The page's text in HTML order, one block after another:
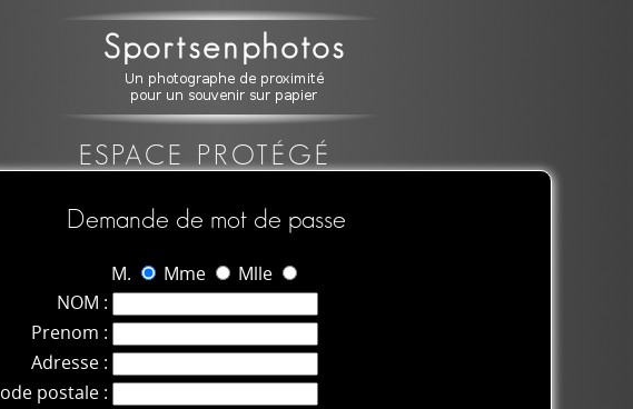
ESPACE PROTÉGÉ
Demande de mot de passe
M. Mme
Mlle
NOM :
Prenom :
Adresse :
postale :